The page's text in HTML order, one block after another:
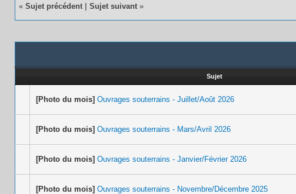
« Sujet précédent Sujet suivant »
Sujet
[Photo du mois] Ouvrages souterrains - Juillet/Août 2026
[Photo du mois] Ouvrages souterrains - Mars/Avril 2026
[Photo du mois] Ouvrages souterrains - Janvier/Février 2026
[Photo du mois] Ouvrages souterrains - Novembre/Décembre 2025